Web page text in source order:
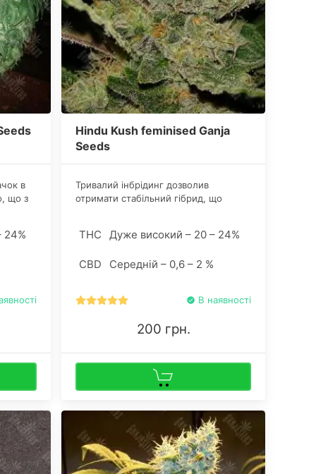
в
що з
24%
Hindu Kush feminised Ganja
Seeds
Тривалий інбрідинг дозволив
отримати стабільний гібрид, що
рослини з широким насичено-
які щедро продукують ароматну
THC Дуже високий – 20 – 24%
CBD Середній – 0,6 – 2 %
В наявності
200 грн.